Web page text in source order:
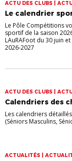
ACTU DES CLUBS |
Le calendrier
Le Pôle Compétitions
sportif de la saison
LAuRAFoot du 30 juin
2026-2027
ACTU DES CLUBS |
Calendriers des
Les calendriers
(Séniors Masculins,
ACTUALITÉS |